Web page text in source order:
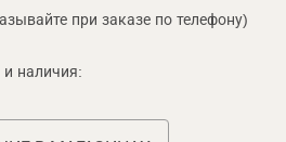
при заказе по телефону)
наличия: